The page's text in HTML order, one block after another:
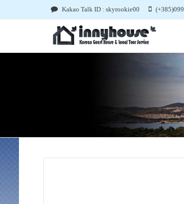
Kakao Talk ID : skyrookie00